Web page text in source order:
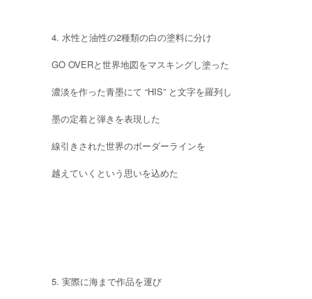
4. 水性と油性の2種類の白の塗料に分け
GO OVERと世界地図をマスキングし塗った
濃淡を作った青墨にて “HIS” と文字を羅列し
墨の定着と弾きを表現した
線引きされた世界のボーダーラインを
越えていくという思いを込めた
5. 実際に海まで作品を運び